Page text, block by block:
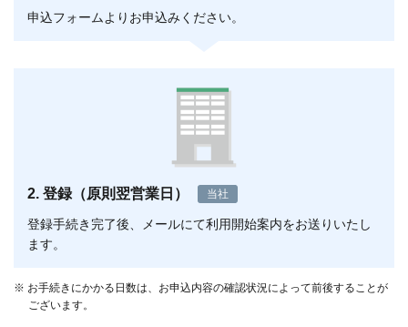
申込フォームよりお申込みください。
2. 登録（原則翌営業日） 当社
登録手続き完了後、メールにて利用開始案内をお送りいたし
ます。
※ お手続きにかかる日数は、お申込内容の確認状況によって前後することが
ございます。